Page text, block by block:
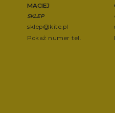
MACIEJ
SKLEP
sklep@kite.pl
Pokaż numer tel.